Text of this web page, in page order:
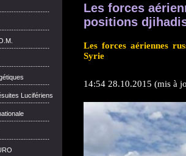
Lucifériens
Les forces
positions
Les forces aériennes
Syrie
14:54 28.10.2015 (mis à